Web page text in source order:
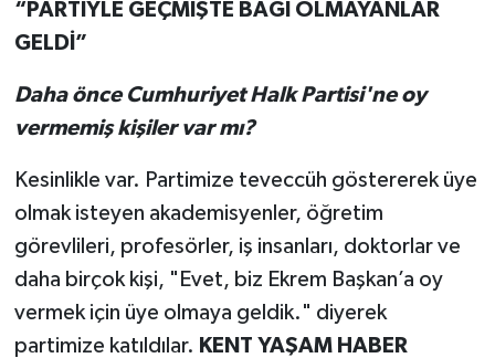
“PARTİYLE GEÇMİŞTE BAĞI OLMAYANLAR
GELDİ”
Daha önce Cumhuriyet Halk Partisi'ne oy
vermemiş kişiler var mı?
Kesinlikle var. Partimize teveccüh göstererek üye
olmak isteyen akademisyenler, öğretim
görevlileri, profesörler, iş insanları, doktorlar ve
daha birçok kişi, "Evet, biz Ekrem Başkan’a oy
vermek için üye olmaya geldik." diyerek
partimize katıldılar. KENT YAŞAM HABER